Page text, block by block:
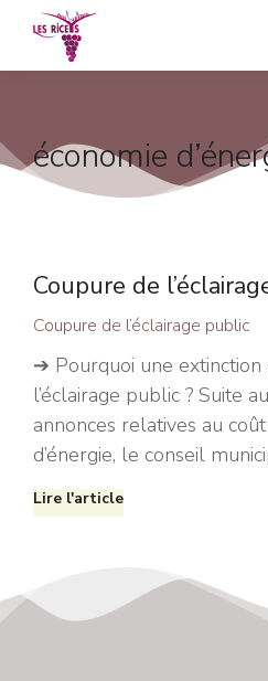
économie
Coupure de
Coupure de l’éclairage public
➔ Pourquoi une
l’éclairage public ? Suite
annonces relatives au
d’énergie, le conseil
Lire l'article